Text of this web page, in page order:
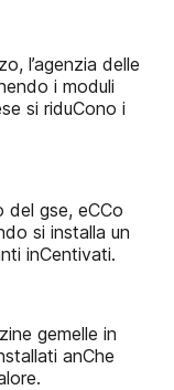
l’agenzia delle
i moduli
si riduCono i
del gse, eCCo
si installa un
inCentivati.
gemelle in
anChe